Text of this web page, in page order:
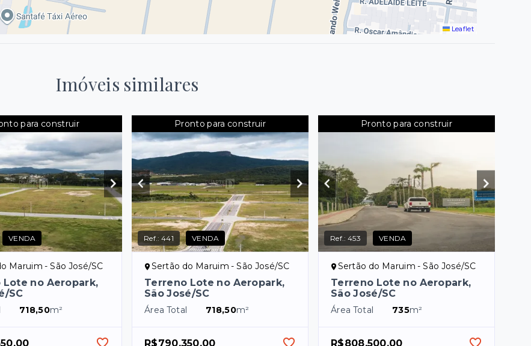
Leaflet
Imóveis similares
para construir
VENDA
Maruim - São José/SC
Lote no Aeropark,
SC
718,50m²
Pronto para construir
Ref.:441 VENDA
Sertão do Maruim - São José/SC
Terreno Lote no Aeropark,
São José/SC
Área Total 718,50m²
R$790.350,00
Pronto para construir
Ref.:453 VENDA
Sertão do Maruim - São José/SC
Terreno Lote no Aeropark,
São José/SC
Área Total 735m²
R$808.500,00